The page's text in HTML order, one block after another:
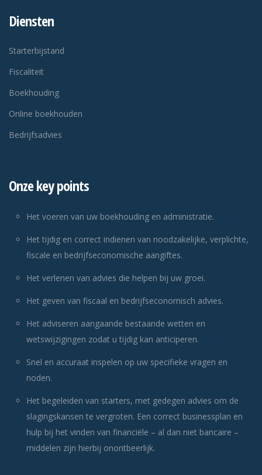
Diensten
Starterbijstand
Fiscaliteit
Boekhouding
Online boekhouden
Bedrijfsadvies
Onze key points
Het voeren van uw boekhouding en administratie.
Het tijdig en correct indienen van noodzakelijke, verplichte,
fiscale en bedrijfseconomische aangiftes.
Het verlenen van advies die helpen bij uw groei.
Het geven van fiscaal en bedrijfseconomisch advies.
Het adviseren aangaande bestaande wetten en
wetswijzigingen zodat u tijdig kan anticiperen.
Snel en accuraat inspelen op uw specifieke vragen en
noden.
Het begeleiden van starters, met gedegen advies om de
slagingskansen te vergroten. Een correct businessplan en
hulp bij het vinden van financiële – al dan niet bancaire –
middelen zijn hierbij onontbeerlijk.